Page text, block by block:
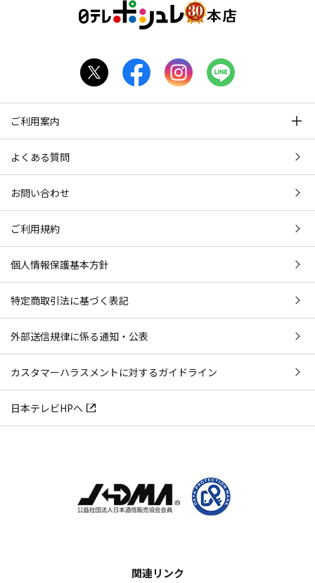
ご利用案内
よくある質問
お問い合わせ
ご利用規約
個人情報保護基本方針
特定商取引法に基づく表記
外部送信規律に係る通知・公表
カスタマーハラスメントに対するガイドライン
日本テレビHPへ
関連リンク